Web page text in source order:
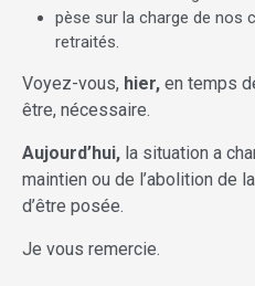
pèse sur la charge de nos
retraités.
Voyez-vous, hier, en temps
être, nécessaire.
Aujourd’hui, la situation a
maintien ou de l’abolition de
d’être posée.
Je vous remercie.